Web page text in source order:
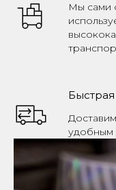
Мы сами
удобным